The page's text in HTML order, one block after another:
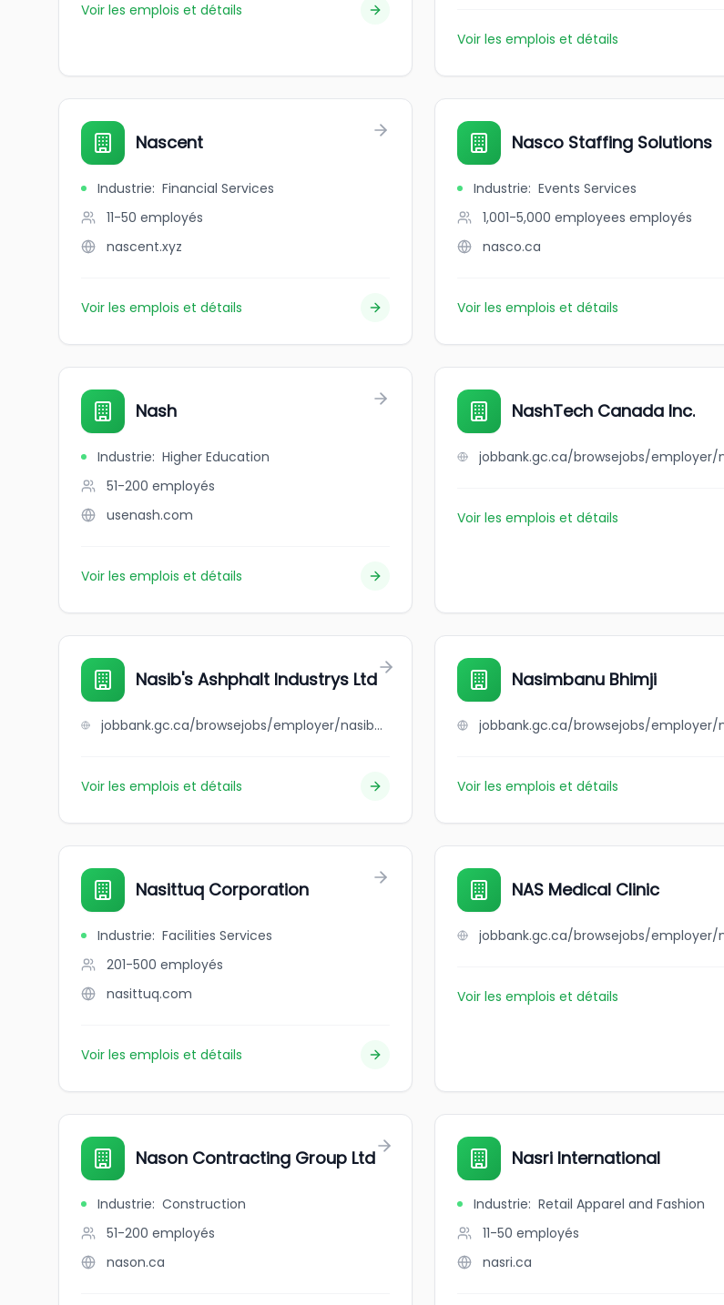
Voir les emplois et détails
Voir les emplois et détails
Nascent
Industrie: Financial Services
11-50 employés
nascent.xyz
Voir les emplois et détails
Nasco Staffing Solutions
Industrie: Events Services
1,001-5,000 employees employés
nasco.ca
Voir les emplois et détails
Nash
Industrie: Higher Education
51-200 employés
usenash.com
Voir les emplois et détails
NashTech Canada Inc.
Voir les emplois et détails
Nasib's Ashphalt Industrys Ltd
jobbank.gc.ca/browsejobs/employer/nasib%27s+ashphalt+industrys+ltd/ca
Voir les emplois et détails
Nasimbanu Bhimji
Voir les emplois et détails
Nasittuq Corporation
Industrie: Facilities Services
201-500 employés
nasittuq.com
Voir les emplois et détails
NAS Medical Clinic
Voir les emplois et détails
Nason Contracting Group Ltd
Industrie: Construction
51-200 employés
nason.ca
Nasri International
Industrie: Retail Apparel and Fashion
11-50 employés
nasri.ca